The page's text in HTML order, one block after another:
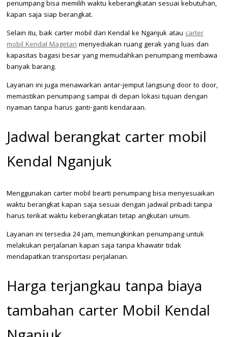
penumpang bisa memilih waktu keberangkatan sesuai kebutuhan,
kapan saja siap berangkat.
Selain itu, baik carter mobil dari Kendal ke Nganjuk atau carter
mobil Kendal Magetanmenyediakan ruang gerak yang luas dan
kapasitas bagasi besar yang memudahkan penumpang membawa
banyak barang.
Layanan ini juga menawarkan antar-jemput langsung door to door,
memastikan penumpang sampai di depan lokasi tujuan dengan
nyaman tanpa harus ganti-ganti kendaraan.
Jadwal berangkat carter mobil
Kendal Nganjuk
Menggunakan carter mobil bearti penumpang bisa menyesuaikan
waktu berangkat kapan saja sesuai dengan jadwal pribadi tanpa
harus terikat waktu keberangkatan tetap angkutan umum.
Layanan ini tersedia 24 jam, memungkinkan penumpang untuk
melakukan perjalanan kapan saja tanpa khawatir tidak
mendapatkan transportasi perjalanan.
Harga terjangkau tanpa biaya
tambahan carter Mobil Kendal